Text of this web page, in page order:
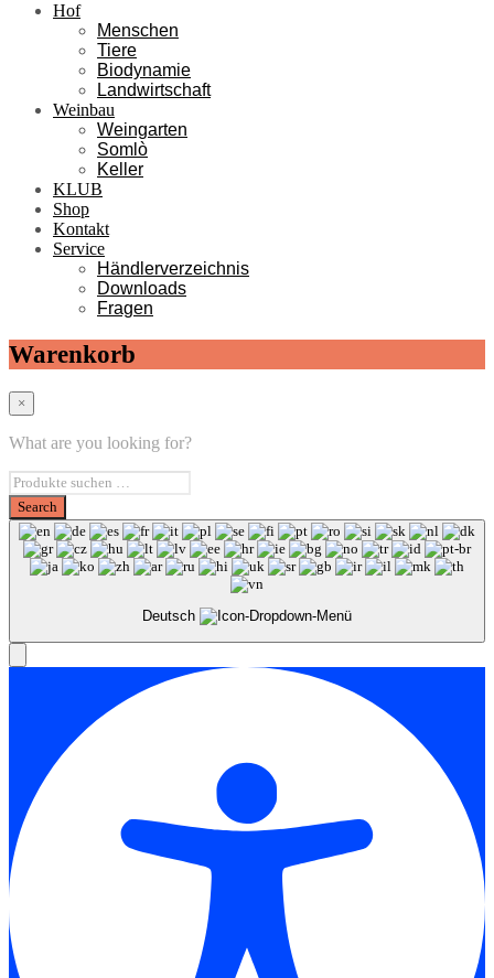
Hof
Menschen
Tiere
Biodynamie
Landwirtschaft
Weinbau
Weingarten
Somlò
Keller
KLUB
Shop
Kontakt
Service
Händlerverzeichnis
Downloads
Fragen
Warenkorb
×
What are you looking for?
Deutsch